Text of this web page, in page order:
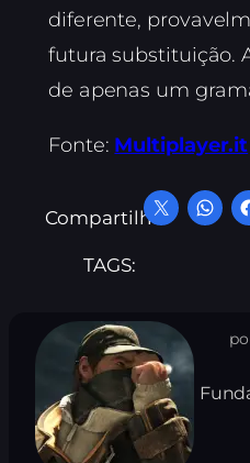
diferente,
futura substituição.
de apenas um
Fonte: Multiplayer.it
Compartilhe:
TAGS: